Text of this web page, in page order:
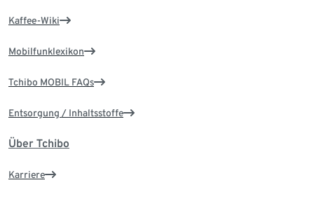
Kaffee-Wiki
Mobilfunklexikon
Tchibo MOBIL FAQs
Entsorgung / Inhaltsstoffe
Über Tchibo
Karriere